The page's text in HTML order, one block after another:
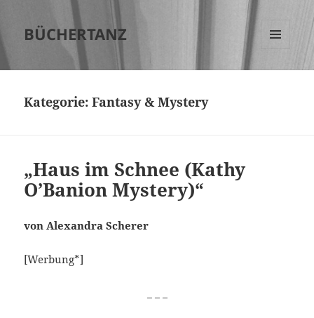
BÜCHERTANZ
UND
Kategorie:Fantasy & Mystery
„Haus im Schnee (Kathy
O’Banion Mystery)“
von Alexandra Scherer
[Werbung*]